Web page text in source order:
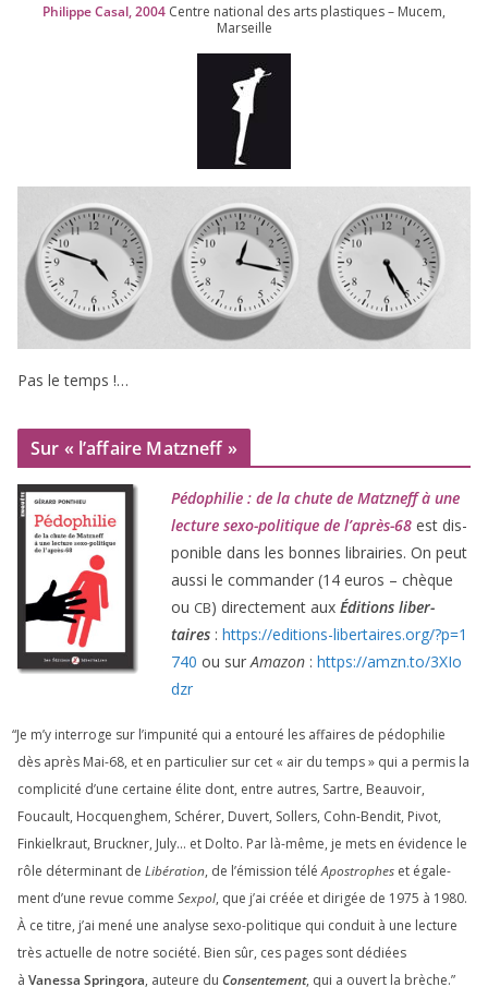
Philippe Casal,2004 Centre natio­nal des arts plas­tiques – Mucem,
Marseille
Pas le temps !…
Sur « l’affaire Matzneff »
Pédophilie : de la chute de Matzneff à une
lec­ture sexo-poli­tique de l’après-68 est dis­
po­nible dans les bonnes librai­ries. On peut
aus­si le com­man­der (14 euros – chèque
ou CB) direc­te­ment aux Éditions liber­
taires : https://​edi​tions​-liber​taires​.org/​?​p​=​1
740 ou surAmazon : https://​amzn​.to/​3​X​I​o​
dzr
“Je m’y inter­roge sur l’impunité qui a entou­ré les affaires de pédo­phi­lie
dès après Mai-68, et en par­ti­cu­lier sur cet « air du temps » qui a per­mis la
com­pli­ci­té d’une cer­taine élite dont, entre autres, Sartre, Beauvoir,
Foucault, Hocquenghem, Schérer, Duvert, Sollers, Cohn-Bendit, Pivot,
Finkielkraut, Bruckner, July… et Dolto. Par là-même, je mets en évi­dence le
rôle déter­mi­nant de Libération, de l’émission téléApostrophes et éga­le­
ment d’une revue comme Sexpol, que j’ai créée et diri­gée de 1975 à 1980.
À ce titre, j’ai mené une ana­lyse sexo-poli­tique qui conduit à une lec­ture
très actuelle de notre socié­té. Bien sûr, ces pages sont dédiées
à Vanessa Springora, auteure du Consentement, qui a ouvert la brèche.”